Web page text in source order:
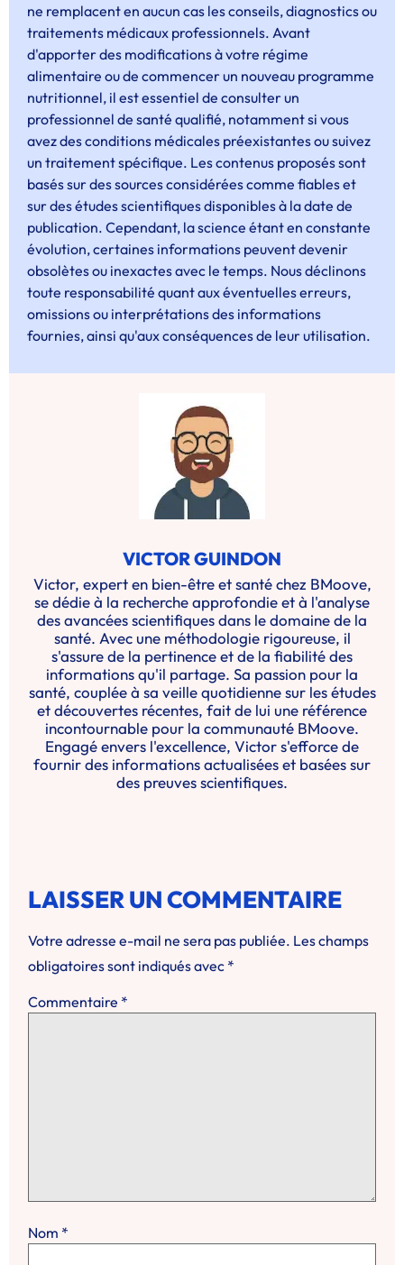
ne remplacent en aucun cas les conseils, diagnostics ou
traitements médicaux professionnels. Avant
d'apporter des modifications à votre régime
alimentaire ou de commencer un nouveau programme
nutritionnel, il est essentiel de consulter un
professionnel de santé qualifié, notamment si vous
avez des conditions médicales préexistantes ou suivez
un traitement spécifique. Les contenus proposés sont
basés sur des sources considérées comme fiables et
sur des études scientifiques disponibles à la date de
publication. Cependant, la science étant en constante
évolution, certaines informations peuvent devenir
obsolètes ou inexactes avec le temps. Nous déclinons
toute responsabilité quant aux éventuelles erreurs,
omissions ou interprétations des informations
fournies, ainsi qu'aux conséquences de leur utilisation.
VICTOR GUINDON
Victor, expert en bien-être et santé chez BMoove,
se dédie à la recherche approfondie et à l'analyse
des avancées scientifiques dans le domaine de la
santé. Avec une méthodologie rigoureuse, il
s'assure de la pertinence et de la fiabilité des
informations qu'il partage. Sa passion pour la
santé, couplée à sa veille quotidienne sur les études
et découvertes récentes, fait de lui une référence
incontournable pour la communauté BMoove.
Engagé envers l'excellence, Victor s'efforce de
fournir des informations actualisées et basées sur
des preuves scientifiques.
LAISSER UN COMMENTAIRE
Votre adresse e-mail ne sera pas publiée. Les champs
obligatoires sont indiqués avec *
Commentaire *
Nom *